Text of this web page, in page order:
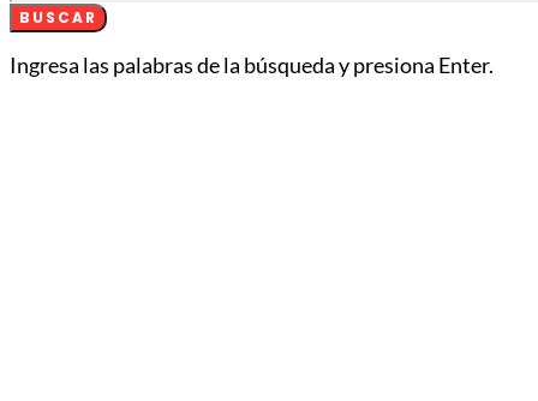
BUSCAR
Ingresa las palabras de la búsqueda y presiona Enter.